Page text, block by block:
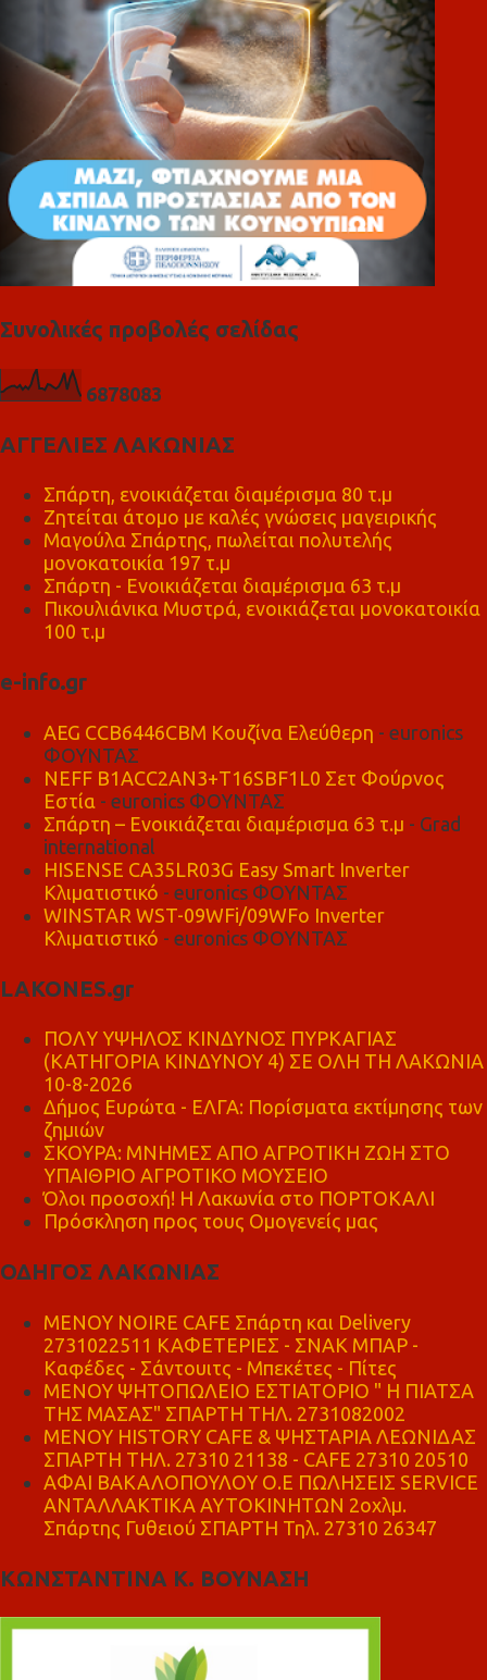
Συνολικές προβολές σελίδας
6878083
ΑΓΓΕΛΙΕΣ ΛΑΚΩΝΙΑΣ
Σπάρτη, ενοικιάζεται διαμέρισμα 80 τ.μ
Ζητείται άτομο με καλές γνώσεις μαγειρικής
Μαγούλα Σπάρτης, πωλείται πολυτελής
μονοκατοικία 197 τ.μ
Σπάρτη - Ενοικιάζεται διαμέρισμα 63 τ.μ
Πικουλιάνικα Μυστρά, ενοικιάζεται μονοκατοικία
100 τ.μ
e-info.gr
AEG CCB6446CBM Κουζίνα Ελεύθερη - euronics
ΦΟΥΝΤΑΣ
NEFF B1ACC2AN3+T16SBF1L0 Σετ Φούρνος
Εστία - euronics ΦΟΥΝΤΑΣ
Σπάρτη – Ενοικιάζεται διαμέρισμα 63 τ.μ - Grad
international
HISENSE CA35LR03G Easy Smart Inverter
Κλιματιστικό - euronics ΦΟΥΝΤΑΣ
WINSTAR WST-09WFi/09WFo Inverter
Κλιματιστικό - euronics ΦΟΥΝΤΑΣ
LAKONES.gr
ΠΟΛΥ ΥΨΗΛΟΣ ΚΙΝΔΥΝΟΣ ΠΥΡΚΑΓΙΑΣ
(ΚΑΤΗΓΟΡΙΑ ΚΙΝΔΥΝΟΥ 4) ΣΕ ΟΛΗ ΤΗ ΛΑΚΩΝΙΑ
10-8-2026
Δήμος Ευρώτα - ΕΛΓΑ: Πορίσματα εκτίμησης των
ζημιών
ΣΚΟΥΡΑ: ΜΝΗΜΕΣ ΑΠΟ ΑΓΡΟΤΙΚΗ ΖΩΗ ΣΤΟ
ΥΠΑΙΘΡΙΟ ΑΓΡΟΤΙΚΟ ΜΟΥΣΕΙΟ
Όλοι προσοχή! Η Λακωνία στο ΠΟΡΤΟΚΑΛΙ
Πρόσκληση προς τους Ομογενείς μας
ΟΔΗΓΟΣ ΛΑΚΩΝΙΑΣ
MENOY NOIRE CAFE Σπάρτη και Delivery
2731022511 ΚΑΦΕΤΕΡΙΕΣ - ΣΝΑΚ ΜΠΑΡ -
Καφέδες - Σάντουιτς - Μπεκέτες - Πίτες
ΜΕΝΟΥ ΨΗΤΟΠΩΛΕΙΟ ΕΣΤΙΑΤΟΡΙΟ " Η ΠΙΑΤΣΑ
ΤΗΣ ΜΑΣΑΣ" ΣΠΑΡΤΗ ΤΗΛ. 2731082002
ΜΕΝΟΥ HISTORY CAFE & ΨΗΣΤΑΡΙΑ ΛΕΩΝΙΔΑΣ
ΣΠΑΡΤΗ ΤΗΛ. 27310 21138 - CAFE 27310 20510
ΑΦΑΙ ΒΑΚΑΛΟΠΟΥΛΟΥ Ο.Ε ΠΩΛΗΣΕΙΣ SERVICE
ΑΝΤΑΛΛΑΚΤΙΚΑ ΑΥΤΟΚΙΝΗΤΩΝ 2οχλμ.
Σπάρτης Γυθειού ΣΠΑΡΤΗ Τηλ. 27310 26347
ΚΩΝΣΤΑΝΤΙΝΑ Κ. ΒΟΥΝΑΣΗ